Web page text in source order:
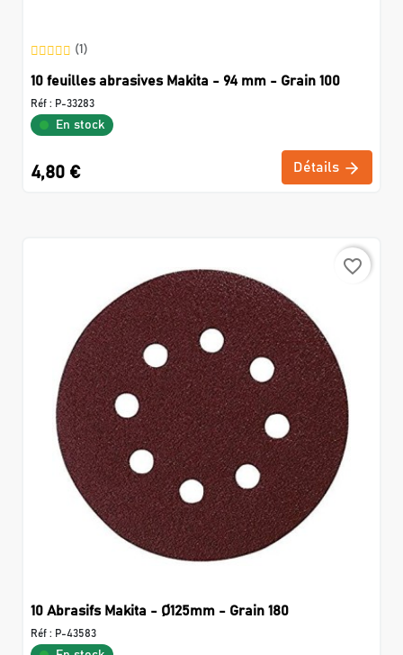
(1)
10 feuilles abrasives Makita - 94 mm - Grain 100
Réf : P-33283
En stock
4,80 € Détails
favorite_border
10 Abrasifs Makita - Ø125mm - Grain 180
Réf : P-43583